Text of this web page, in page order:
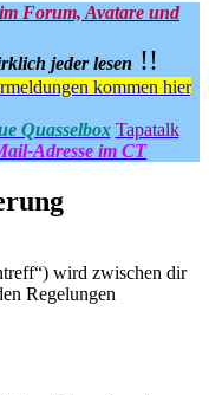
Forum, Avatare und
jeder lesen !!
kommen hier
Quasselbox Tapatalk
Adresse im CT
wird zwischen dir
Regelungen